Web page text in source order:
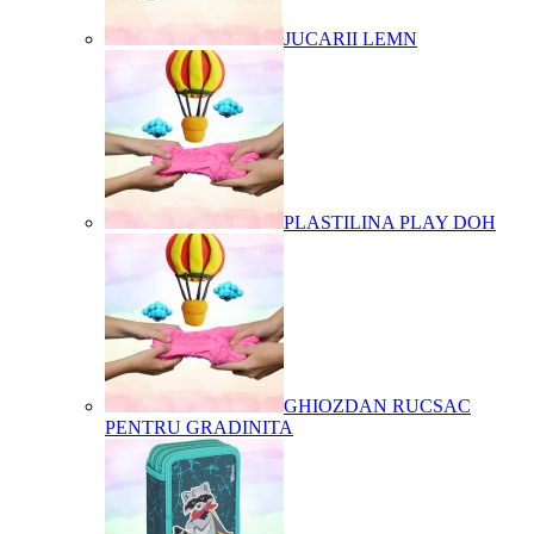
JUCARII LEMN
PLASTILINA PLAY DOH
GHIOZDAN RUCSAC
PENTRU GRADINITA